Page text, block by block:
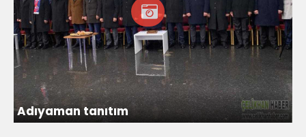
Adıyaman tanıtım